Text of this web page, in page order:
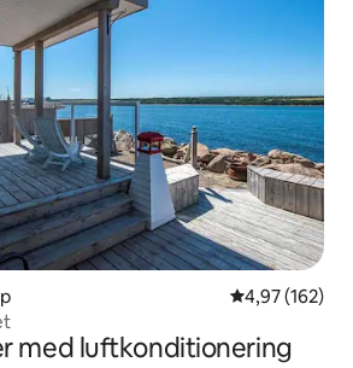
4,97 av 5 i
4,97 (162)
med luftkonditionering